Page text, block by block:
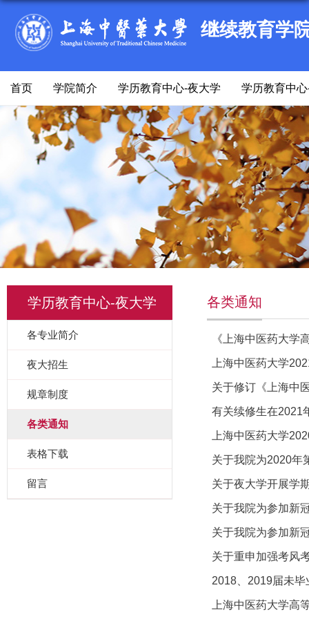
继续教育学
首页 学院简介 学历教育中心-夜大学 学历教育中
学历教育中心-夜大学
各专业简介
夜大招生
规章制度
各类通知
表格下载
留言
各类通知
《上海中医药大学
上海中医药大学
关于修订《上海中
有关续修生在2021
上海中医药大学
关于我院为2020年
关于夜大学开展学
关于我院为参加新
关于我院为参加新
关于重申加强考风
2018、2019届未
上海中医药大学高